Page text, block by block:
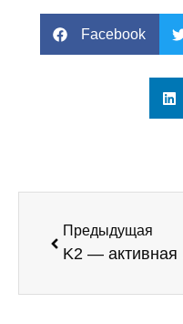
Facebook
Предыдущая